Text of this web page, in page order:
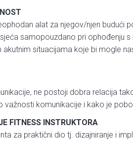
alat za njegov/njen budući
samopouzdano pri ophođenju s
situacijama koje bi mogle
ne postoji dobra relacija
važnosti komunikacije i kako je
FITNESS INSTRUKTORA
za praktični dio tj. dizajniranje i